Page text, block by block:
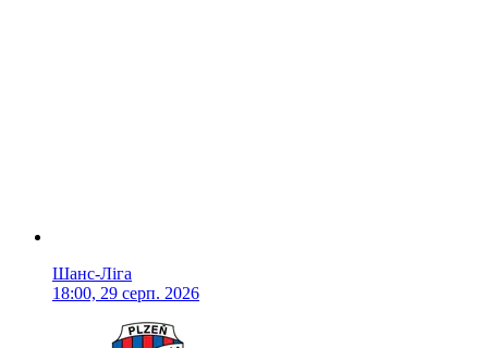
Шанс-Ліга
18:00, 29 серп. 2026